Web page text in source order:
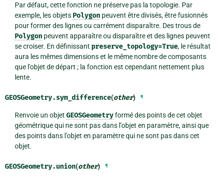
Par défaut, cette fonction ne préserve pas la topologie. Par
exemple, les objetsPolygonpeuvent être divisés, être fusionnés
pour former des lignes ou carrément disparaître. Des trous de
Polygonpeuvent apparaître ou disparaître et des lignes peuvent
se croiser. En définissant preserve_topology=True, le résultat
aura les mêmes dimensions et le même nombre de composants
que l’objet de départ ; la fonction est cependant nettement plus
lente.
GEOSGeometry.sym_difference(other) ¶
Renvoie un objet GEOSGeometryformé des points de cet objet
géométrique qui ne sont pas dans l’objet en paramètre, ainsi que
des points dans l’objet en paramètre qui ne sont pas dans cet
objet.
GEOSGeometry.union(other) ¶